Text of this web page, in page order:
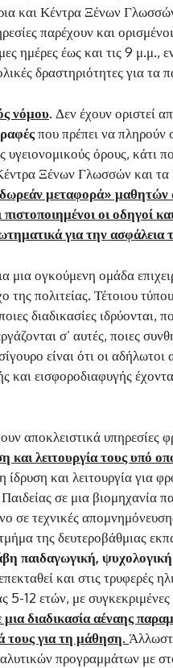
και Κέντρα Ξένων
παρέχουν και
ημέρες έως και τις 9
δραστηριότητες για τα
νόμου. Δεν έχουν οριστεί
που πρέπει να πληρούν
υγειονομικούς όρους, κάτι
Ξένων Γλωσσών και
μεταφορά»
οι οδηγοί
για την ασφάλεια
μια ογκούμενη ομάδα
της πολιτείας. Τέτοιου
διαδικασίες ιδρύονται,
σ’ αυτές, ποιες
είναι ότι οι αδήλωτοι
και εισφοροδιαφυγής
αποκλειστικά υπηρεσίες
και λειτουργία τους υπό
και λειτουργία για
σε μια βιομηχανία
σε τεχνικές
της δευτεροβάθμιας
παιδαγωγική, ψυχολογική
και στις τρυφερές
5-12 ετών, με
διαδικασία αέναης
τους για τη μάθηση.
προγραμμάτων με